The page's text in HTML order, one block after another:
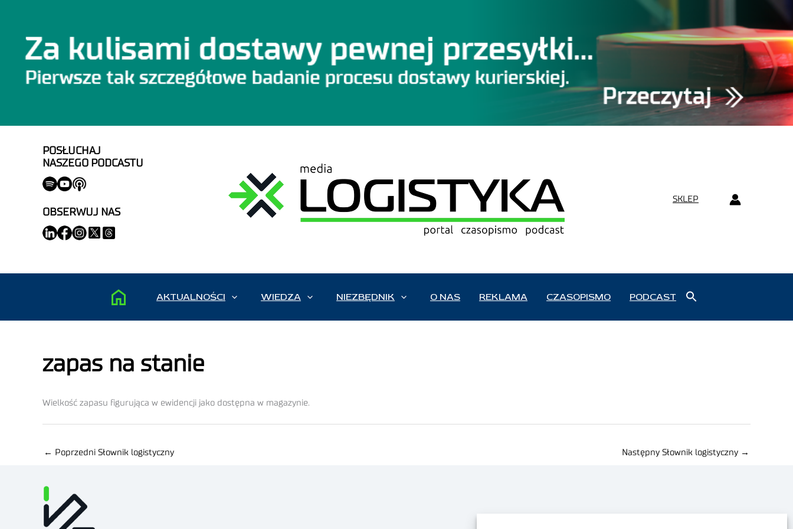
POSŁUCHAJ
NASZEGO PODCASTU
OBSERWUJ NAS
SKLEP
AKTUALNOŚCI WIEDZA NIEZBĘDNIK O NAS REKLAMA CZASOPISMO PODCAST
zapas na stanie
Wielkość zapasu figurująca w ewidencji jako dostępna w magazynie.
← Poprzedni Słownik logistyczny Następny Słownik logistyczny →